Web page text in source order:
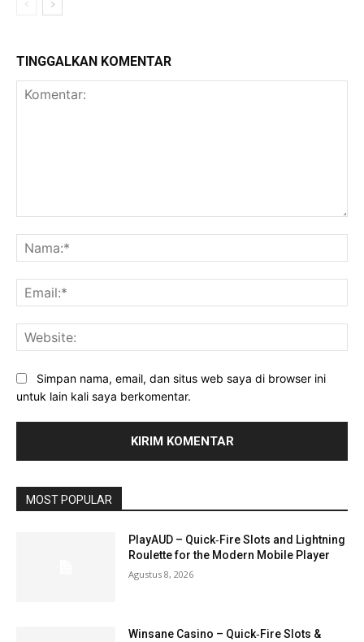
TINGGALKAN KOMENTAR
Simpan nama, email, dan situs web saya di browser ini
untuk lain kali saya berkomentar.
MOST POPULAR
PlayAUD – Quick‑Fire Slots and Lightning
Roulette for the Modern Mobile Player
Agustus 8, 2026
Winsane Casino – Quick‑Fire Slots &